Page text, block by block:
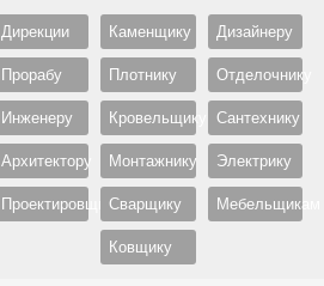
Дирекции
Прорабу
Инженеру
Архитектору
Проектировщику
Каменщику
Плотнику
Кровельщику
Монтажнику
Сварщику
Ковщику
Дизайнеру
Отделочнику
Сантехнику
Электрику
Мебельщикам